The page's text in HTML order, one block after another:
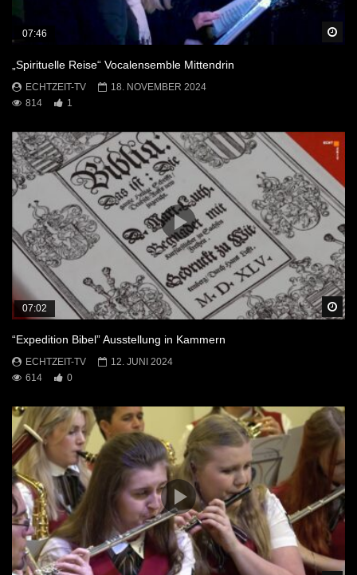
07:46
„Spirituelle Reise“ Vocalensemble Mittendrin
ECHTZEIT-TV
18. NOVEMBER 2024
814
1
07:02
“Expedition Bibel” Ausstellung in Kammern
ECHTZEIT-TV
12. JUNI 2024
614
0